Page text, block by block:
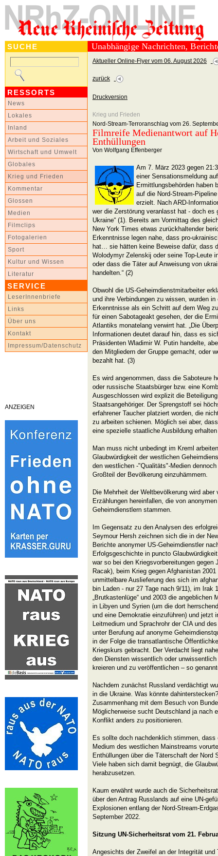
SUCHE
RESSORTS
News
Lokales
Inland
Arbeit und Soziales
Wirtschaft und Umwelt
Globales
Krieg und Frieden
Kommentar
Glossen
Medien
Filmclips
Fotogalerien
Sport
Kultur und Wissen
Literatur
SERVICE
LeserInnenbriefe
Links
Über uns
Kontakt
Impressum/Datenschutz
ANZEIGEN
Unabhängige Nachrichten,
Aktueller Online-Flyer vom 06. August 2026
zurück
Druckversion
Krieg und Frieden
Nord-Stream-Terroranschlag vom 26.
Filmreife Medienantwort auf
Enthüllungen
Von Wolfgang Effenberger
Am 7. März 2023 gegen
einer Sensationsmeldung
Ermittlungsbehörden haben
auf die Nord-Stream-
erzielt. Nach ARD-
wer die Zerstörung veranlasst hat - doch es
Ukraine“ (1). Bereits am Vormittag des
New York Times etwas zurückhaltender
Erkenntnisse legen nahe, dass pro-
hat… sie hätten keine Beweise dafür, dass
Wolodymyr Zelenskij oder seine Top-Leute
oder dass die Täter auf Anweisung von
handelten.“ (2)
Obwohl die US-Geheimdienstmitarbeiter
und ihre Verbindungen zu wissen, wurden
Erkenntnisse als ein Schritt auf dem Weg
für einen Sabotageakt gesehen, der die
Atlantiks monatelang verwirrt hat. „Die
Informationen deutet darauf hin, dass es
Präsidenten Wladimir W. Putin handelte,
den Mitgliedern der Gruppe gemacht, oder
bezahlt hat. (3)
Es wird angenommen, dass die Saboteure
oder russische Staatsbürger bzw. eine
Ausgeschlossen wird explizit die
Staatsangehöriger. Der Sprengstoff sei
erfahrener Taucher platziert worden, die
zu arbeiten schienen. Möglich sei aber,
eine spezielle staatliche Ausbildung
Man muss nicht unbedingt im Kreml
Glaubwürdigkeit der westlichen
den westlichen -"Qualitäts"-Medien
Großteil der Bevölkerung einzuhämmern.
Die Mehrheit der Weltbevölkerung wird
Erzählungen hereinfallen, die von
Geheimdienstlern stammen.
Im Gegensatz zu den Analysen des
Seymour Hersh zeichnen sich die in der
Berichte anonymer US-Geheimdienstler
Erfolgsgeschichte in puncto
war so bei den Kriegsvorbereitungen gegen
Racak), beim Krieg gegen Afghanistan
unmittelbare Auslieferung des sich im
bin Laden - nur 27 Tage nach 9/11), im Irak
„Brutkastenlüge“ und 2003 die angeblichen
in Libyen und Syrien (um die dort
und eine Demokratie einzuführen) und jetzt
Leitmedium und Sprachrohr der CIA und
unter Berufung auf anonyme
in der Folge die transatlantische
Kriegskurs gebracht. Der Verdacht liegt
den Diensten wissentlich oder
kreieren und zu veröffentlichen – so
Nachdem zunächst Russland verdächtigt
in die Ukraine. Was könnte
Zusammenhang mit dem Besuch von
Möglicherweise sucht Deutschland ja nach
Konflikt anders zu positionieren.
Es sollte doch nachdenklich stimmen, dass
Medium des westlichen Mainstreams
Enthüllungen über die Täterschaft der Nord
Viele haben sich damit begnügt, die
herabzusetzen.
Kaum erwähnt wurde auch die
über den Antrag Russlands auf eine UN-
Explosionen entlang der Nord-Stream-
September 2022.
Sitzung UN-Sicherheitsrat vom 21.
Angesichts der Zweifel an der Integrität und